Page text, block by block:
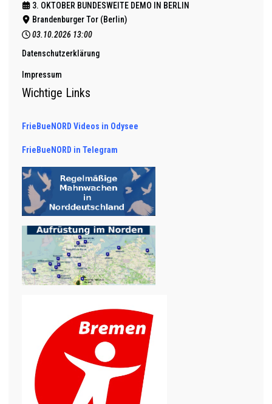
3. OKTOBER BUNDESWEITE DEMO IN BERLIN
Brandenburger Tor (Berlin)
03.10.2026 13:00
Datenschutzerklärung
Impressum
Wichtige Links
FrieBueNORD Videos in Odysee
FrieBueNORD in Telegram